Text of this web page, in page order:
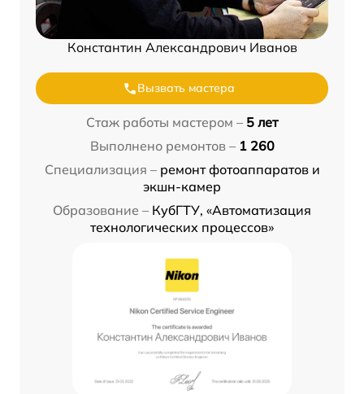
Константин Александрович Иванов
Вызвать мастера
Стаж работы мастером – 5 лет
Выполнено ремонтов – 1 260
Специализация – ремонт фотоаппаратов и
экшн-камер
Образование – КубГТУ, «Автоматизация
технологических процессов»